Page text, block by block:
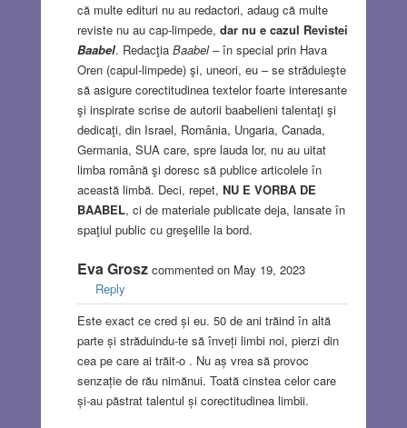
că multe edituri nu au redactori, adaug că multe
reviste nu au cap-limpede, dar nu e cazul Revistei
Baabel. Redacţia Baabel– în special prin Hava
Oren (capul-limpede) şi, uneori, eu – se străduieşte
să asigure corectitudinea textelor foarte interesante
şi inspirate scrise de autorii baabelieni talentaţi şi
dedicaţi, din Israel, România, Ungaria, Canada,
Germania, SUA care, spre lauda lor, nu au uitat
limba română şi doresc să publice articolele în
această limbă. Deci, repet, NU E VORBA DE
BAABEL, ci de materiale publicate deja, lansate în
spaţiul public cu greşelile la bord.
Eva Groszcommented on May 19, 2023
Reply
Este exact ce cred și eu. 50 de ani trăind în altă
parte și străduindu-te să înveți limbi noi, pierzi din
cea pe care ai trăit-o . Nu aș vrea să provoc
senzație de rău nimănui. Toată cinstea celor care
și-au păstrat talentul și corectitudinea limbii.